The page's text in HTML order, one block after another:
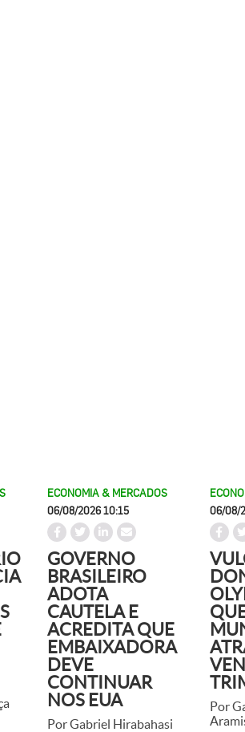
ECONOMIA & MERCADOS
06/08/2026 10:15
GOVERNO
BRASILEIRO
ADOTA
CAUTELA E
ACREDITA QUE
EMBAIXADORA
DEVE
CONTINUAR
NOS EUA
Por Gabriel Hirabahasi
06/08/
Por